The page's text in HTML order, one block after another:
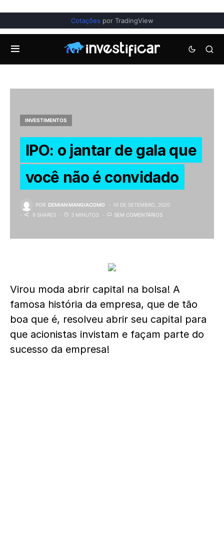
Cotações por TradingView
INVESTIMENTOS
IPO: o jantar de gala que
você não é convidado
POR DEMIAN MANGIACOMO
10 DE SETEMBRO, 2020
9 SHARES
3 MINUTOS SEM COMENTÁRIOS
Virou moda abrir capital na bolsa! A
famosa história da empresa, que de tão
boa que é, resolveu abrir seu capital para
que acionistas invistam e façam parte do
sucesso da empresa!